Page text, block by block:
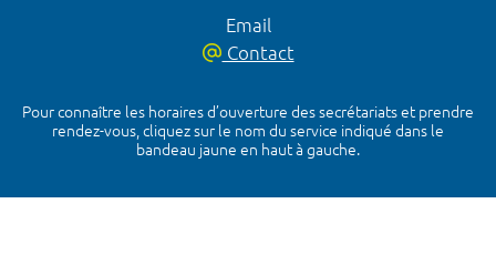
Email
Contact
Pour connaître les horaires d’ouverture des secrétariats et prendre
rendez-vous, cliquez sur le nom du service indiqué dans le
bandeau jaune en haut à gauche.